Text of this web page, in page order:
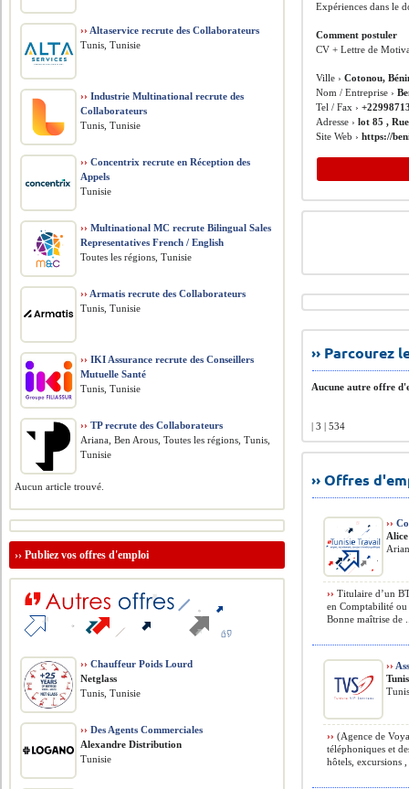
Expériences dans le
Comment postuler
CV + Lettre de
Ville ›Cotonou,
Nom / Entreprise ›
Tel / Fax ›
Adresse ›lot 85 ,
Site Web ›https://
››
Aucune autre offre
| 3 | 534
›› Offres
››
›› Titulaire d’un
en Comptabilité
Bonne maîtrise de
››
›› (Agence de
téléphoniques et
hôtels, excursions
›› Altaservice recrute des Collaborateurs
Tunis, Tunisie
›› Industrie Multinational recrute des
Collaborateurs
Tunis, Tunisie
›› Concentrix recrute en Réception des
Appels
Tunisie
›› Multinational MC recrute Bilingual Sales
Representatives French / English
Toutes les régions, Tunisie
›› Armatis recrute des Collaborateurs
Tunis, Tunisie
›› IKI Assurance recrute des Conseillers
Mutuelle Santé
Tunis, Tunisie
›› TP recrute des Collaborateurs
Ariana, Ben Arous, Toutes les régions, Tunis,
Tunisie
Aucun article trouvé.
››Publiez vos offres d'emploi
›› Chauffeur Poids Lourd
Netglass
Tunis, Tunisie
›› Des Agents Commerciales
Alexandre Distribution
Tunisie